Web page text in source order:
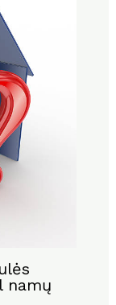
namų